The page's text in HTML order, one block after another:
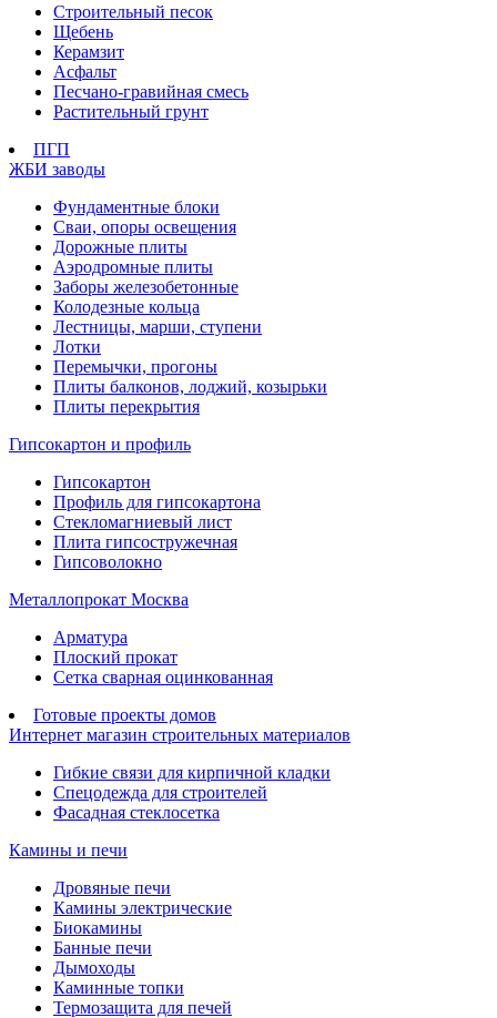
Строительный песок
Щебень
Керамзит
Асфальт
Песчано-гравийная смесь
Растительный грунт
ПГП
ЖБИ заводы
Фундаментные блоки
Сваи, опоры освещения
Дорожные плиты
Аэродромные плиты
Заборы железобетонные
Колодезные кольца
Лестницы, марши, ступени
Лотки
Перемычки, прогоны
Плиты балконов, лоджий, козырьки
Плиты перекрытия
Гипсокартон и профиль
Гипсокартон
Профиль для гипсокартона
Стекломагниевый лист
Плита гипсостружечная
Гипсоволокно
Металлопрокат Москва
Арматура
Плоский прокат
Сетка сварная оцинкованная
Готовые проекты домов
Интернет магазин строительных материалов
Гибкие связи для кирпичной кладки
Спецодежда для строителей
Фасадная стеклосетка
Камины и печи
Дровяные печи
Камины электрические
Биокамины
Банные печи
Дымоходы
Каминные топки
Термозащита для печей